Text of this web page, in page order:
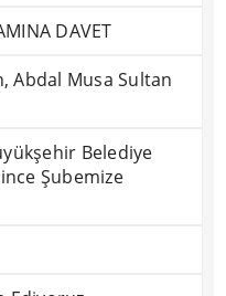
DAVET
Abdal Musa Sultan
Belediye
Şubemize